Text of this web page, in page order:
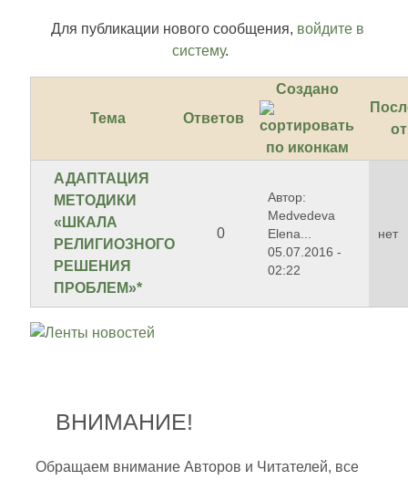
Для публикации нового сообщения, войдите в
систему.
Тема Ответов
Создано
АДАПТАЦИЯ
МЕТОДИКИ
«ШКАЛА
РЕЛИГИОЗНОГО
РЕШЕНИЯ
ПРОБЛЕМ»*
0
Автор:
Medvedeva
Elena...
05.07.2016 -
02:22
нет
ВНИМАНИЕ!
Обращаем внимание Авторов и Читателей, все